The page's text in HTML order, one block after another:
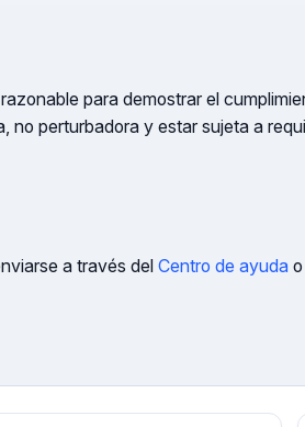
para demostrar el
no perturbadora y estar sujeta a
a través del Centro de ayuda